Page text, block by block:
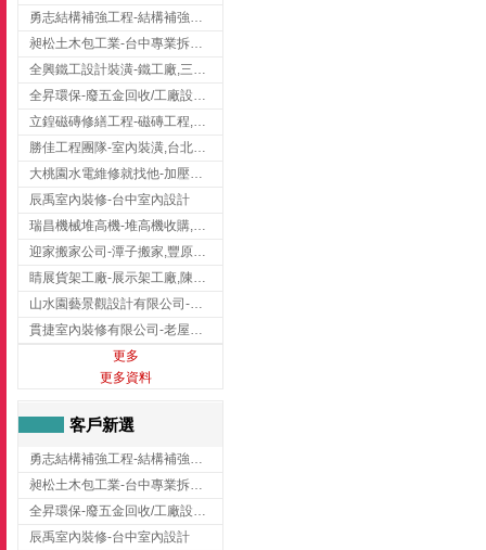
勇志結構補強工程-結構補強工程 ,桃園結構補強工程,龍潭結構補強工程
昶松土木包工業-台中專業拆除工程/挖土機出租
全興鐵工設計裝潢-鐵工廠,三峽鐵工廠,台北鐵工廠
全昇環保-廢五金回收/工廠設備收購/機械設備回收/高價收購廠房設備
立鍠磁磚修繕工程-磁磚工程,磁磚修補,新竹磁磚工程
勝佳工程團隊-室內裝潢,台北房屋裝修,三重室內裝修
大桃園水電維修就找他-加壓馬達,抽水馬達,桃園水電行,中壢水電
辰禹室內裝修-台中室內設計
瑞昌機械堆高機-堆高機收購,新北市堆高機,桃園堆高機
迎家搬家公司-潭子搬家,豐原搬家,大雅搬家,大甲搬家,台中推薦搬家,台中搬家
睛展貨架工廠-展示架工廠,陳列架,台中展示架工廠
山水園藝景觀設計有限公司-景觀工程,景觀設計,新竹園藝工程,新竹景觀設計
貫捷室內裝修有限公司-老屋翻新工程,台中老屋翻新工程,台中舊屋翻新
更多
更多資料
客戶新選
勇志結構補強工程-結構補強工程 ,桃園結構補強工程,龍潭結構補強工程
昶松土木包工業-台中專業拆除工程/挖土機出租
全昇環保-廢五金回收/工廠設備收購/機械設備回收/高價收購廠房設備
辰禹室內裝修-台中室內設計